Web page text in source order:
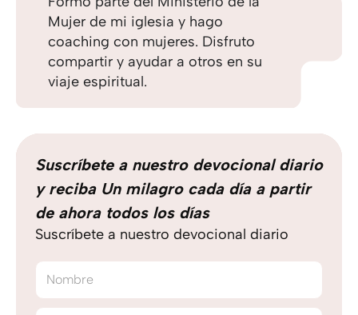
Mujer de mi iglesia y hago
coaching con mujeres. Disfruto
compartir y ayudar a otros en su
viaje espiritual.
Suscríbete a nuestro devocional diario
y reciba Un milagro cada día a partir
de ahora todos los días
Suscríbete a nuestro devocional diario
Nombre